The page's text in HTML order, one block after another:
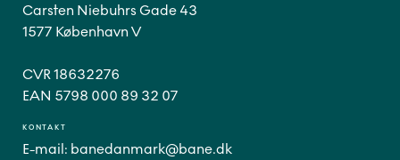
Carsten Niebuhrs Gade 43
1577 København V
CVR 18632276
EAN 5798 000 89 32 07
KONTAKT
E-mail: banedanmark@bane.dk